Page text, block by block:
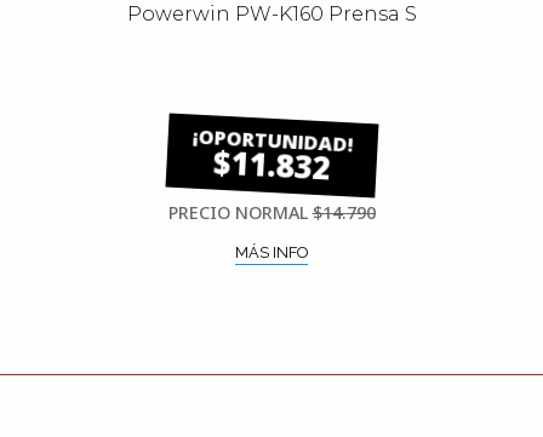
Powerwin PW-K160 Prensa S
$11.832
PRECIO NORMAL$14.790
MÁS INFO